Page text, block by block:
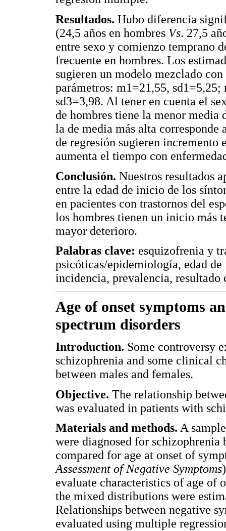
Resultados. Hubo diferencia
(24,5 años en hombres Vs. 27,5
entre sexo y comienzo temprano
frecuente en hombres. Los
sugieren un modelo mezclado
parámetros: m1=21,55,
sd3=3,98. Al tener en cuenta el
de hombres tiene la menor media
la de media más alta corresponde
de regresión sugieren incremento
aumenta el tiempo con
Conclusión. Nuestros resultados
entre la edad de inicio de los
en pacientes con trastornos del
los hombres tienen un inicio más
mayor deterioro.
Palabras clave: esquizofrenia y
psicóticas/epidemiología, edad
incidencia, prevalencia, resultado
Age of onset symptoms
spectrum disorders
Introduction. Some controversy
schizophrenia and some clinical
between males and females.
Objective. The relationship
was evaluated in patients with
Materials and methods. A
were diagnosed for schizophrenia
compared for age at onset of
Assessment of Negative Symptoms
evaluate characteristics of age of
the mixed distributions were
Relationships between negative
evaluated using multiple